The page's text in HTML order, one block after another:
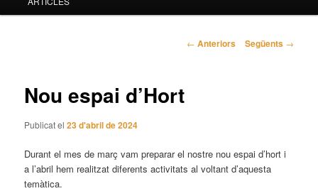
Navegació
← Anteriors Següents →
Nou espai d’Hort
Publicat el23 d'abril de 2024
Durant el mes de març vam preparar el nostre nou espai d’hort i
a l’abril hem realitzat diferents activitats al voltant d’aquesta
temàtica.